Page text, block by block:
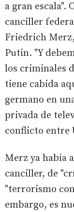
a gran escala".
canciller
Friedrich
Putin. "Y
los criminales
tiene cabida
germano en
privada de
conflicto entre
Merz ya había
canciller, de
"terrorismo
embargo, es